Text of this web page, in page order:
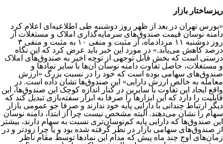
ریزساختار بازار
«بورس تهران در بعد از ظهر روز دوشنبه طی اطلاعیه‌ای اعلام کرد
دامنه نوسان قیمت صندوق‌های سرمایه‌گذاری املاک و مستغلات از
روز دوشنبه ۱۱ مردادماه، از مثبت و منفی ۱۰ به مثبت و منفی ۳
درصد کاهش می‌یابد.» در مورد این خبر باید عرض کرد که این نگاه
درستی است که بخش قابل توجهی از توجه اخیر به صندوق‌های املاک
و مستغلات، حاصل تفاوت دامنه نوسان آن‌ها با سایر نمادها و
صندوق‌های سهامی بوده است که خود را در نسبت بزرگ «ارزش
معامله به خالص ارزش دارایی» این صندوق‌ها نشان داده است. در
واقع ایجاد این تفاوت با سایرین در کنار اندازه کوچک این صندوق‌ها، این
قابلیت را دارد که این ابزارها را صرفا به ابزار سفته‌بازی تبدیل کند که
دیگر ارتباط چندانی با دارایی پایه خود ندارند و صرفا جو عمومی بازار
سهام را نشان می‌دهند. البته مشخص نیست چرا از ابتدا، دامنه نوسان
این صندوق‌ها که دارایی پایه کم‌نوسان‌تری نسبت به سهام دارند، بیشتر
از صندوق‌های سهامی بازار در نظر گرفته شده بود و یا چرا زودتر و در
زمان‌های اوج چند ماه پیش که مدام این نمادها توسط مقام ناظر